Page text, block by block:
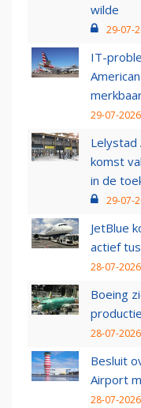
wilde
29-07-
IT-
29-07-
komst
in de
29-07-
JetBlue
actief
28-07-
Boeing
28-07-
Besluit
Airport
28-07-